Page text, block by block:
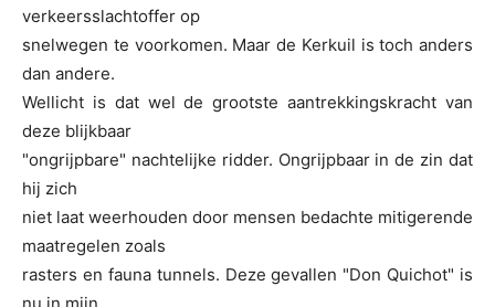
verkeersslachtoffer op
snelwegen te voorkomen. Maar de Kerkuil is toch anders
dan andere.
Wellicht is dat wel de grootste aantrekkingskracht van
deze blijkbaar
"ongrijpbare" nachtelijke ridder. Ongrijpbaar in de zin dat
hij zich
niet laat weerhouden door mensen bedachte mitigerende
maatregelen zoals
rasters en fauna tunnels. Deze gevallen "Don Quichot" is